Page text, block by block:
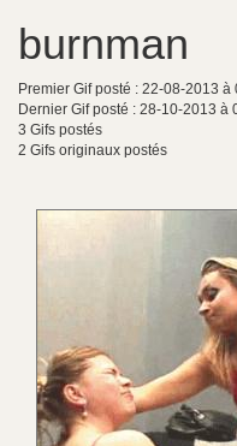
burnman
Premier Gif posté : 22-08-2013 à
Dernier Gif posté : 28-10-2013 à
3 Gifs postés
2 Gifs originaux postés